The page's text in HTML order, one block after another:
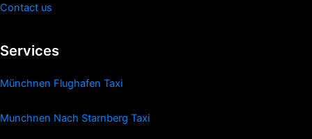
Contact us
Services
Münchnen Flughafen Taxi
Munchnen Nach Starnberg Taxi